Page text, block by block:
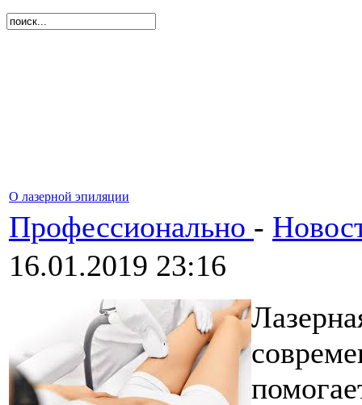
О лазерной эпиляции
Профессионально -
16.01.2019 23:16